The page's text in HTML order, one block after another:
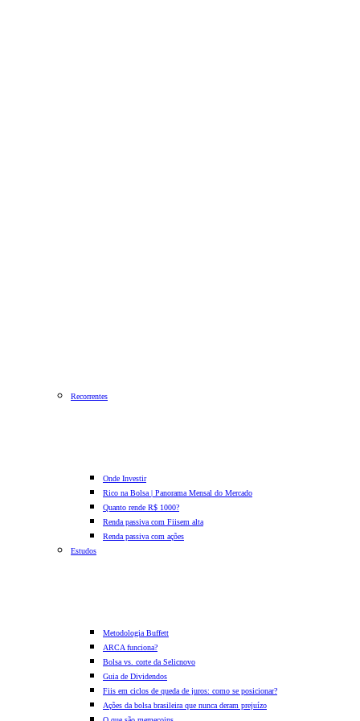
Recorrentes
Onde Investir
Rico na Bolsa | Panorama Mensal do Mercado
Quanto rende R$ 1000?
Renda passiva com Fiisem alta
Renda passiva com ações
Estudos
Metodologia Buffett
ARCA funciona?
Bolsa vs. corte da Selicnovo
Guia de Dividendos
Fiis em ciclos de queda de juros: como se posicionar?
Ações da bolsa brasileira que nunca deram prejuízo